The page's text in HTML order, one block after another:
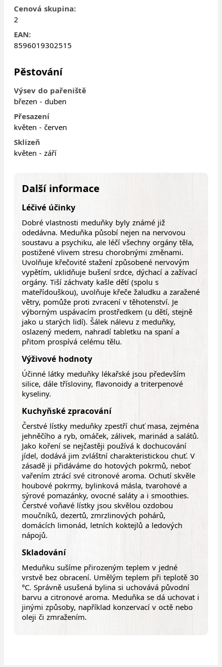
Cenová skupina:
2
EAN:
8596019302515
Pěstování
Výsev do pařeniště
březen - duben
Přesazení
květen - červen
Sklizeň
květen - září
Další informace
Léčivé účinky
Dobré vlastnosti meduňky byly známé již
odedávna. Meduňka působí nejen na nervovou
soustavu a psychiku, ale léčí všechny orgány těla,
postižené vlivem stresu chorobnými změnami.
Uvolňuje křečovité stažení způsobené nervovým
vypětím, uklidňuje bušení srdce, dýchací a zažívací
orgány. Tiší záchvaty kašle dětí (spolu s
mateřídouškou), uvolňuje křeče žaludku a zaražené
větry, pomůže proti zvracení v těhotenství. Je
výborným uspávacím prostředkem (u dětí, stejně
jako u starých lidí). Šálek nálevu z meduňky,
oslazený medem, nahradí tabletku na spaní a
přitom prospívá celému tělu.
Výživové hodnoty
Účinné látky meduňky lékařské jsou především
silice, dále třísloviny, flavonoidy a triterpenové
kyseliny.
Kuchyňské zpracování
Čerstvé lístky meduňky zpestří chuť masa, zejména
jehněčího a ryb, omáček, zálivek, marinád a salátů.
Jako koření se nejčastěji používá k dochucování
jídel, dodává jim zvláštní charakteristickou chuť. V
zásadě ji přidáváme do hotových pokrmů, neboť
vařením ztrácí své citronové aroma. Ochutí skvěle
houbové pokrmy, bylinková másla, tvarohové a
sýrové pomazánky, ovocné saláty a i smoothies.
Čerstvé voňavé lístky jsou skvělou ozdobou
moučníků, dezertů, zmrzlinových pohárů,
domácích limonád, letních koktejlů a ledových
nápojů.
Skladování
Meduňku sušíme přirozeným teplem v jedné
vrstvě bez obracení. Umělým teplem při teplotě 30
°C. Správně usušená bylina si uchovává původní
barvu a citronové aroma. Meduňka se dá uchovat i
jinými způsoby, například konzervací v octě nebo
oleji či zmražením.